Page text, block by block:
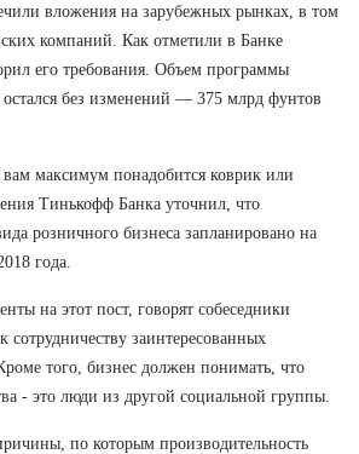
вложения на зарубежных рынках, в том
компаний. Как отметили в Банке
его требования. Объем программы
без изменений — 375 млрд фунтов
максимум понадобится коврик или
Тинькофф Банка уточнил, что
розничного бизнеса запланировано на
года.
на этот пост, говорят собеседники
заинтересованных
того, бизнес должен понимать, что
- это люди из другой социальной группы.
по которым производительность